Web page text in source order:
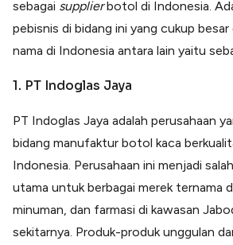
sebagai supplierbotol di Indonesia.
pebisnis di bidang ini yang cukup besar
nama di Indonesia antara lain yaitu
1. PT Indoglas Jaya
PT Indoglas Jaya adalah perusahaan
bidang manufaktur botol kaca
Indonesia. Perusahaan ini menjadi
utama untuk berbagai merek ternama
minuman, dan farmasi di kawasan
sekitarnya. Produk-produk unggulan